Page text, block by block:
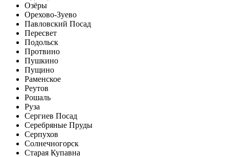
Озёры
Орехово-Зуево
Павловский Посад
Пересвет
Подольск
Протвино
Пушкино
Пущино
Раменское
Реутов
Рошаль
Руза
Сергиев Посад
Серебряные Пруды
Серпухов
Солнечногорск
Старая Купавна